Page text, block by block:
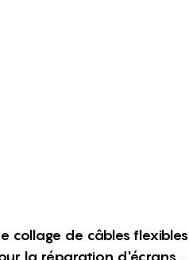
collage de câbles flexibles
la réparation d'écrans